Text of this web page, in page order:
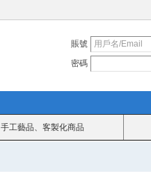
賬號
密碼
手工藝品、客製化商品